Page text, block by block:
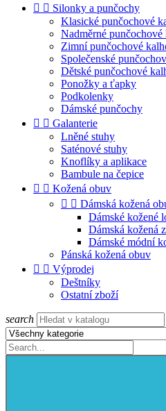
  Silonky a punčochy
Klasické punčochové
Nadměrné
Zimní punčochové
Společenské
Dětské punčochové
Ponožky a ťapky
Podkolenky
Dámské punčochy
  Galanterie
Lněné stuhy
Saténové stuhy
Knoflíky a aplikace
Bambule na čepice
  Kožená obuv
  Dámská kožená
Dámské kožené
Dámská kožená
Dámské módní
Pánská kožená obuv
  Výprodej
Deštníky
Ostatní zboží
search